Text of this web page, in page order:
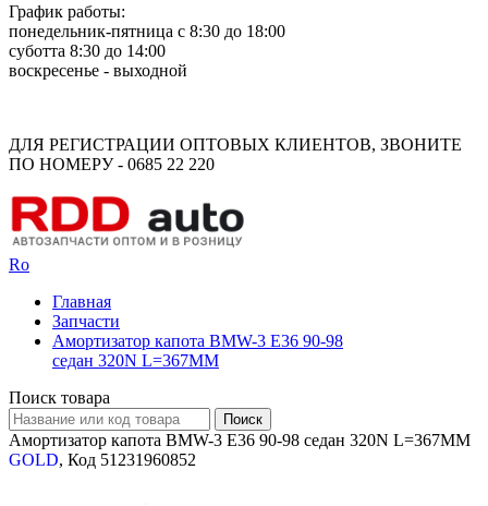
График работы:
понедельник-пятница с 8:30 до 18:00
суботта 8:30 до 14:00
воскресенье - выходной
ДЛЯ РЕГИСТРАЦИИ ОПТОВЫХ КЛИЕНТОВ, ЗВОНИТЕ
ПО НОМЕРУ - 0685 22 220
Ro
Главная
Запчасти
Амортизатор капота BMW-3 E36 90-98
седан 320N L=367MM
Поиск товара
Амортизатор капота BMW-3 E36 90-98 седан 320N L=367MM
GOLD, Код 51231960852